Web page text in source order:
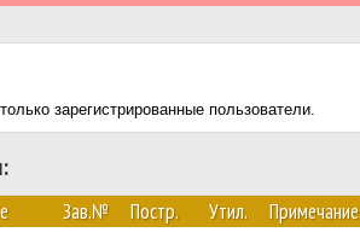
зарегистрированные пользователи.
Зав.№ Постр. Утил. Примечание